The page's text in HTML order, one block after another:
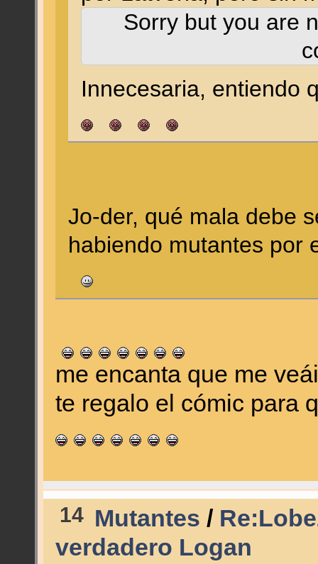
Sorry but you are
Innecesaria, entiendo
Jo-der, qué mala debe
habiendo mutantes por
me encanta que me
te regalo el cómic
14 Mutantes /
verdadero Logan